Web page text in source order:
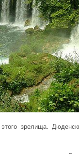
зрелища.